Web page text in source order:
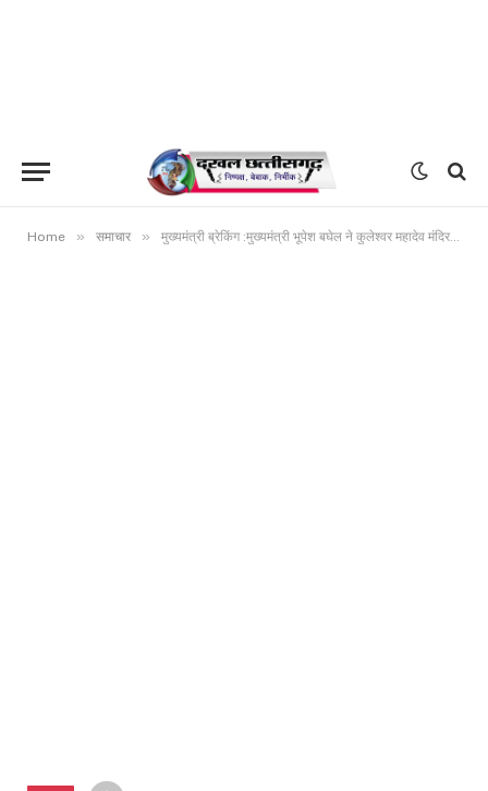
Home » समाचार » मुख्यमंत्री ब्रेकिंग :मुख्यमंत्री भूपेश बघेल ने कुलेश्वर महादेव मंदिर में पूजा-अर्चना की प्रदेश में सुख, शांति एवं खुशहाली की कामना की